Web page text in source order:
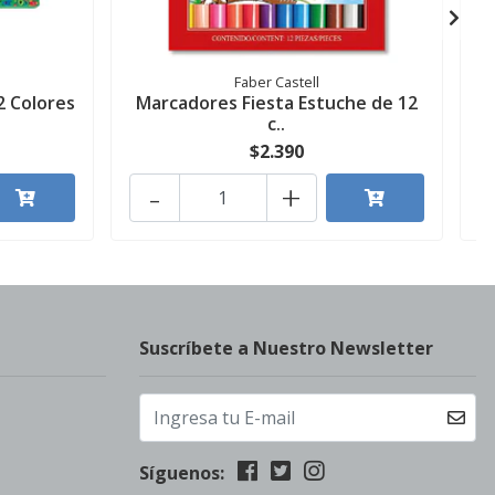
Colores
Faber Castell
Marcadores Fiesta Estuche de 12
c..
$2.390
+
-
Suscríbete a Nuestro Newsletter
Síguenos: